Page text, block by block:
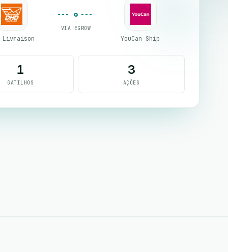
Livraison
VIA EGROW
YouCan Ship
1
GATILHOS
3
AÇÕES